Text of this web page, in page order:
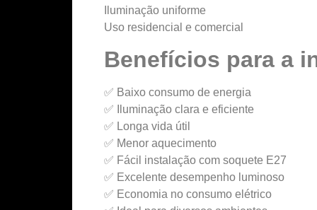
Iluminação uniforme
Uso residencial e comercial
Benefícios para a
✅ Baixo consumo de energia
✅ Iluminação clara e eficiente
✅ Longa vida útil
✅ Menor aquecimento
✅ Fácil instalação com soquete E27
✅ Excelente desempenho luminoso
✅ Economia no consumo elétrico